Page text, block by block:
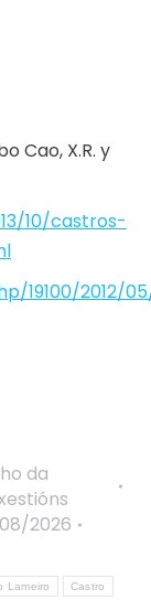
Cao, X.R. y
10/castros-
19100/2012/
da
2026
Lameiro Castro